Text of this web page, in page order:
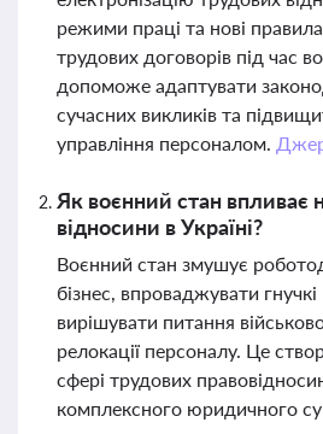
режими праці та нові
трудових договорів під час
допоможе адаптувати
сучасних викликів та
управління персоналом.
Як воєнний стан впливає
відносини в Україні?
Воєнний стан змушує
бізнес, впроваджувати
вирішувати питання
релокації персоналу. Це
сфері трудових
комплексного юридичного